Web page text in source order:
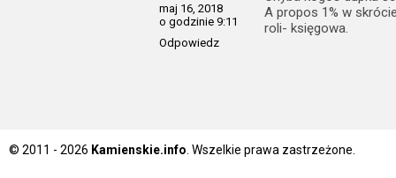
maj 16, 2018
o godzinie 9:11
Odpowiedz
A propos 1% w
roli- księgowa.
© 2011 - 2026 Kamienskie.info . Wszelkie prawa zastrzeżone.